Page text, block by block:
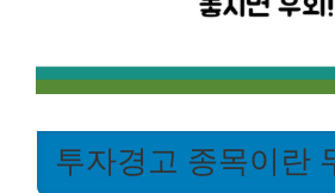
투자경고 종목이란